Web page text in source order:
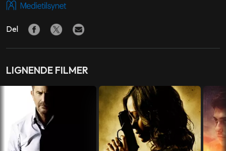
Neil Marshall
MANUS
Neil Marshall
LAND
Frankrike USA
Del
LIGNENDE FILMER